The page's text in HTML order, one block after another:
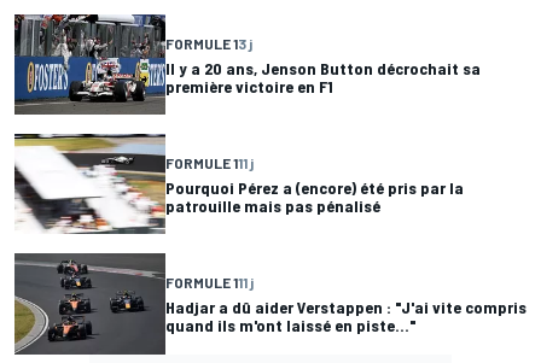
FORMULE 13 j
Il y a 20 ans, Jenson Button décrochait sa
première victoire en F1
FORMULE 111 j
Pourquoi Pérez a (encore) été pris par la
patrouille mais pas pénalisé
FORMULE 111 j
Hadjar a dû aider Verstappen : "J'ai vite compris
quand ils m'ont laissé en piste..."